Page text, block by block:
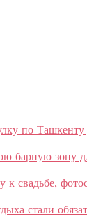
по
барную зону
к свадьбе,
стали